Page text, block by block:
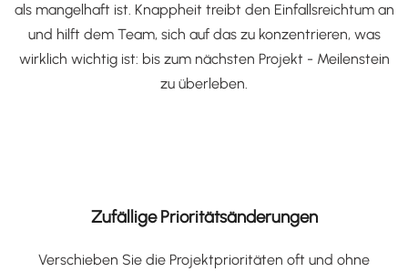
als mangelhaft ist. Knappheit treibt den Einfallsreichtum an
und hilft dem Team, sich auf das zu konzentrieren, was
wirklich wichtig ist: bis zum nächsten Projekt - Meilenstein
zu überleben.
Zufällige Prioritätsänderungen
Verschieben Sie die Projektprioritäten oft und ohne